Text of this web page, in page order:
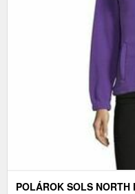
POLÁROK SOLS